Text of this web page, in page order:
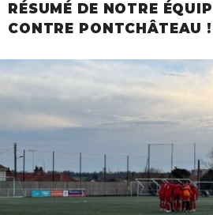
RÉSUMÉ DE NOTRE
CONTRE PONTCHÂTEAU !